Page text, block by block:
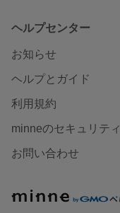
ヘルプセンター
お知らせ
ヘルプとガイド
利用規約
minneのセキュリティ
お問い合わせ